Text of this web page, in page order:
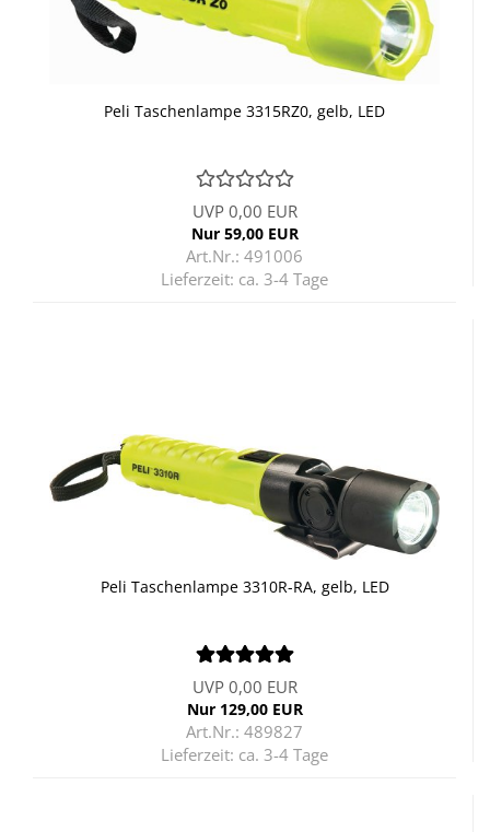
Peli Ta­schen­lam­pe 3315RZ0, gelb, LED
UVP 0,00 EUR
Nur 59,00 EUR
Art.Nr.: 491006
Lieferzeit: ca. 3-4 Tage
Peli Ta­schen­lam­pe 3310R-​​RA, gelb, LED
UVP 0,00 EUR
Nur 129,00 EUR
Art.Nr.: 489827
Lieferzeit: ca. 3-4 Tage